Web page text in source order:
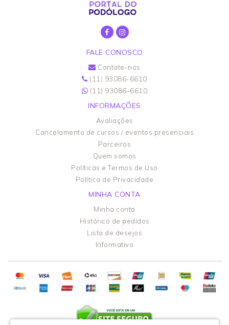
FALE CONOSCO
Contate-nos
(11) 93086-6610
(11) 93086-6610
INFORMAÇÕES
Avaliações
Cancelamento de cursos / eventos presenciais
Parceiros
Quem somos
Políticas e Termos de Uso
Política de Privacidade
MINHA CONTA
Minha conta
Histórico de pedidos
Lista de desejos
Informativo